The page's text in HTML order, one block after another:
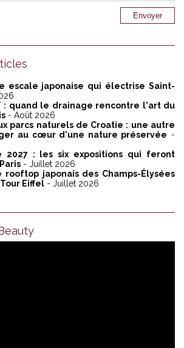
escale japonaise qui électrise Saint-
: quand le drainage rencontre l'art du
- Août 2026
parcs naturels de Croatie : une autre
au cœur d'une nature préservée -
2027 : les six expositions qui feront
- Juillet 2026
rooftop japonais des Champs-Élysées
Eiffel - Juillet 2026